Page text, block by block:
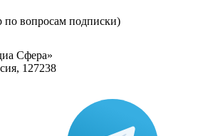
по вопросам подписки)
Сфера»
127238